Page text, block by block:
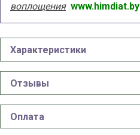
воплощения www.himdiat.by
Характеристики
Отзывы
Оплата